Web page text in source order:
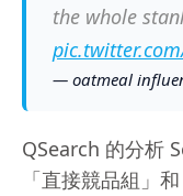
the whole
— oatmeal
QSearch 的分析
「直接競品組」